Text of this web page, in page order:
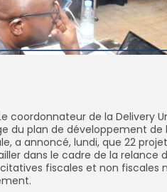
coordonnateur de la Delivery
du plan de développement de
a annoncé, lundi, que 22
dans le cadre de la relance
fiscales et non fiscales